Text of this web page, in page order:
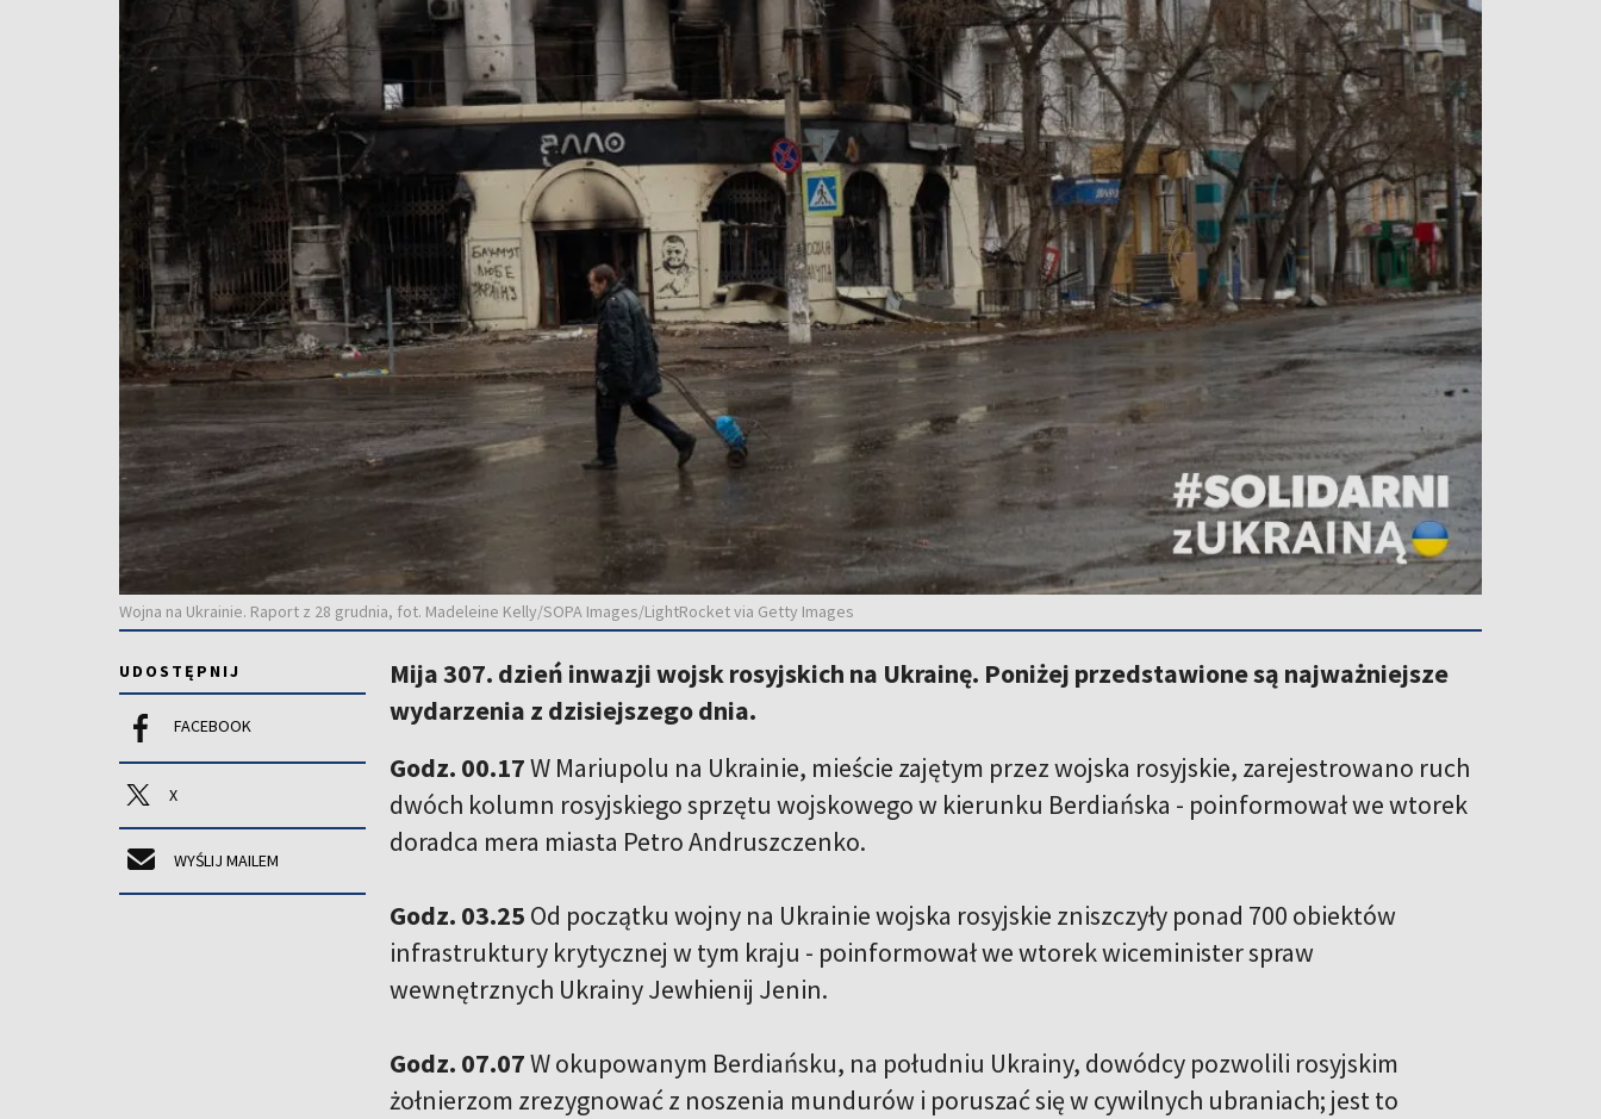
Wojna na Ukrainie. Raport z 28 grudnia, fot. Madeleine Kelly/SOPA Images/LightRocket via Getty Images
UDOSTĘPNIJ
FACEBOOK
X
WYŚLIJ MAILEM
Mija 307. dzień inwazji wojsk rosyjskich na Ukrainę. Poniżej przedstawione są najważniejsze
wydarzenia z dzisiejszego dnia.
Godz. 00.17W Mariupolu na Ukrainie, mieście zajętym przez wojska rosyjskie, zarejestrowano ruch
dwóch kolumn rosyjskiego sprzętu wojskowego w kierunku Berdiańska - poinformował we wtorek
doradca mera miasta Petro Andruszczenko.
Godz. 03.25 Od początku wojny na Ukrainie wojska rosyjskie zniszczyły ponad 700 obiektów
infrastruktury krytycznej w tym kraju - poinformował we wtorek wiceminister spraw
wewnętrznych Ukrainy Jewhienij Jenin.
Godz. 07.07W okupowanym Berdiańsku, na południu Ukrainy, dowódcy pozwolili rosyjskim
żołnierzom zrezygnować z noszenia mundurów i poruszać się w cywilnych ubraniach; jest to